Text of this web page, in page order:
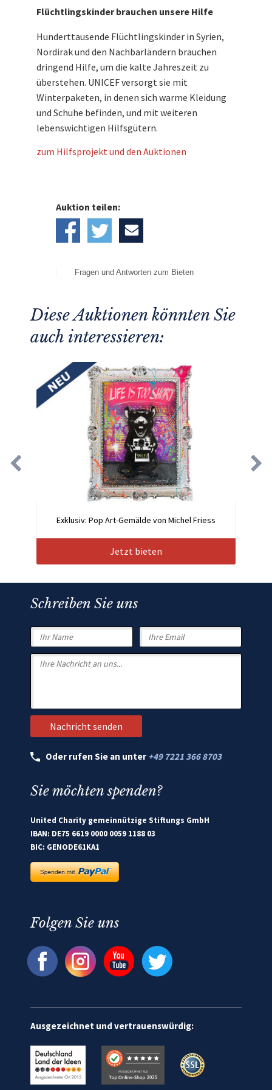
Flüchtlingskinder brauchen unsere Hilfe
Hunderttausende Flüchtlingskinder in Syrien,
Nordirak und den Nachbarländern brauchen
dringend Hilfe, um die kalte Jahreszeit zu
überstehen. UNICEF versorgt sie mit
Winterpaketen, in denen sich warme Kleidung
und Schuhe befinden, und mit weiteren
lebenswichtigen Hilfsgütern.
zum Hilfsprojekt und den Auktionen
Auktion teilen:
Fragen und Antworten zum Bieten
Diese Auktionen könnten Sie
auch interessieren:
Exklusiv: Pop Art-Gemälde von Michel Friess
Jetzt bieten
Schreiben Sie uns
Oder rufen Sie an unter +49 7221 366 8703
Sie möchten spenden?
United Charity gemeinnützige Stiftungs GmbH
IBAN: DE75 6619 0000 0059 1188 03
BIC: GENODE61KA1
Folgen Sie uns
Ausgezeichnet und vertrauenswürdig: